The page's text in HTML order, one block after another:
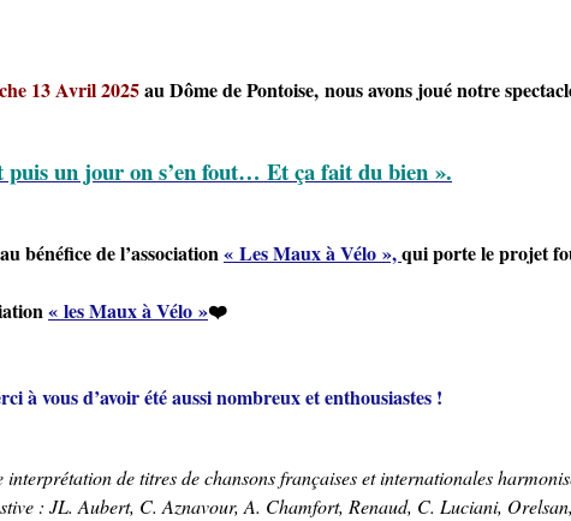
13 Avril 2025au Dôme de Pontoise, nous avons joué notre
puis un jour on s’en fout… Et ça fait du bien ».
bénéfice de l’association« Les Maux à Vélo »,qui porte le projet
« les Maux à Vélo »❤️
à vous d’avoir été aussi nombreux et enthousiastes !
de titres de chansons françaises et internationales
: JL. Aubert, C. Aznavour, A. Chamfort, Renaud, C. Luciani,